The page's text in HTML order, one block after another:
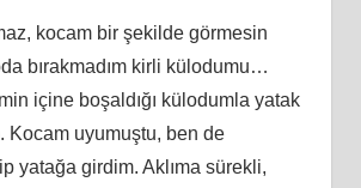
kocam bir şekilde görmesin
bırakmadım kirli külodumu…
içine boşaldığı külodumla yatak
Kocam uyumuştu, ben de
yatağa girdim. Aklıma sürekli,